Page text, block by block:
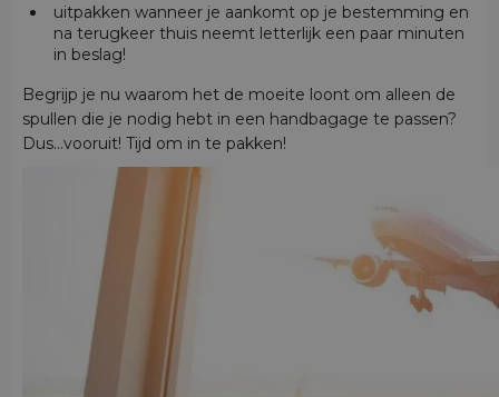
uitpakken wanneer je aankomt op je bestemming en
na terugkeer thuis neemt letterlijk een paar minuten
in beslag!
Begrijp je nu waarom het de moeite loont om alleen de
spullen die je nodig hebt in een handbagage te passen?
Dus...vooruit! Tijd om in te pakken!